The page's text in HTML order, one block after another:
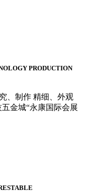
PRODUCTION
、制作 精细、外观
金城“永康国际会展